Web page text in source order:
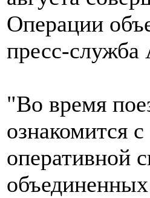
Операции
пресс-
"Во время
ознакомится
оперативной